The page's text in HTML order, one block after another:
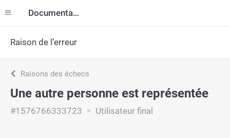
Documentation
Raison de l’erreur
Raisons des échecs
Une autre personne est représentée
#1576766333723 Utilisateur final